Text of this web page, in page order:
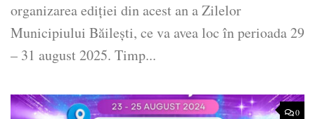
organizarea ediției din acest an a Zilelor
Municipiului Băilești, ce va avea loc în perioada 29
– 31 august 2025. Timp...
0